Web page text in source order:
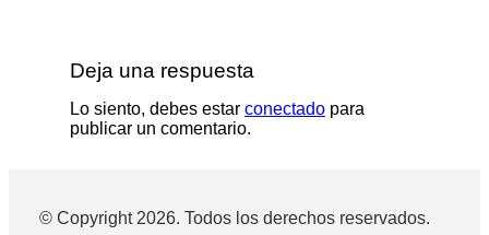
Deja una respuesta
Lo siento, debes estar conectado para
publicar un comentario.
© Copyright 2026. Todos los derechos reservados.